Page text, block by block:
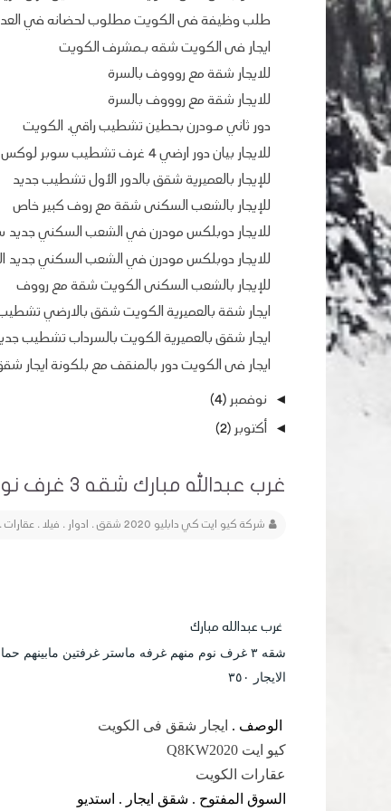
طلب وظيفة فى الكويت مطلوب لحضانه في
ايجار فى الكويت شقه بـمشرف الكويت
للايجار شقة مع روووف بالسرة
للايجار شقة مع روووف بالسرة
دور ثاني مـودرن بحطين تشطيب راقي. الكويت
للايجار بيان دور ارضي 4 غرف تشطيب سوبر لوكس
للإيجار بالعميرية شقق بالدور الأول تشطيب جديد
للإيجار بالشعب السكنى شقة مع روف كبير خاص
للايجار دوبلكس مودرن في الشعب السكني جديد
للايجار دوبلكس مودرن في الشعب السكني جديد
للإيجار بالشعب السكنى الكويت شقة مع رووف
ايجار شقة بالعميرية الكويت شقق بالارضي
ايجار شقق بالعميرية الكويت بالسرداب تشطيب
ايجار فى الكويت دور بالمنقف مع بلكونة ايجار
◄ نوفمبر(4)
◄ أكتوبر(2)
غرب عبدالله مبارك شقه ٣ غرف نوم منهم غرفه ماستر
شركة كيو ايت كي دابليو 2020 شقق . ادوار . فيلا . عقارات . مكاتب . محلات تجارية Q8KW2020
غرب عبدالله مبارك
شقه ٣ غرف نوم منهم غرفه ماستر غرفتين مابينهم حمام مطبخ غرفه خادمه حمام
الايجار ٣٥٠
الوصف . ايجار شقق فى الكويت
كيو ايت Q8KW2020
عقارات الكويت
السوق المفتوح . شقق ايجار . استديو